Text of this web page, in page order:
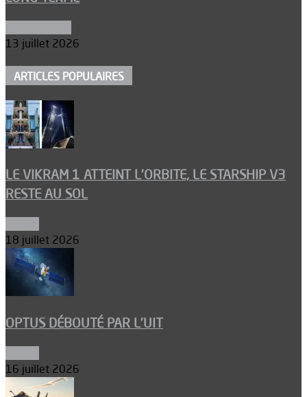
13 juillet 2026
ARTICLES POPULAIRES
LE VIKRAM 1 ATTEINT L’ORBITE, LE STARSHIP V3
RESTE AU SOL
18 juillet 2026
OPTUS DÉBOUTÉ PAR L’UIT
16 juillet 2026